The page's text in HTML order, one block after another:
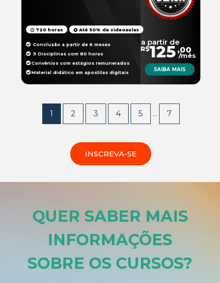
720 horas Até 50% de videoaulas
Conclusão a partir de 6 meses
9 Disciplinas com 80 horas
Convênios com estágios remunerados
Material didático em apostilas digitais
a partir de
R$125,00
/mês
SAIBA MAIS
1 2 3 4 5 ... 7
INSCREVA-SE
QUER SABER MAIS
INFORMAÇÕES
SOBRE OS CURSOS?